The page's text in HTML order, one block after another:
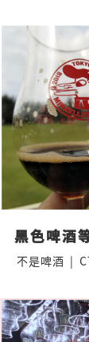
黑色啤酒
不是啤酒 |